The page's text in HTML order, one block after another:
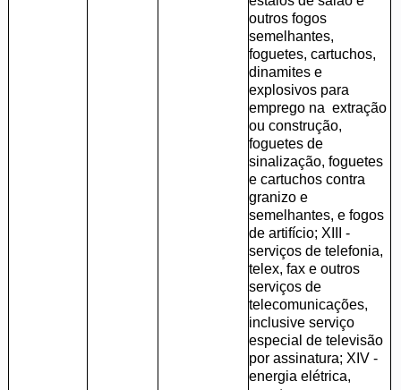
outros fogos
semelhantes,
foguetes, cartuchos,
dinamites e
explosivos para
emprego na extração
ou construção,
foguetes de
sinalização, foguetes
e cartuchos contra
granizo e
semelhantes, e fogos
de artifício; XIII -
serviços de telefonia,
telex, fax e outros
serviços de
telecomunicações,
inclusive serviço
especial de televisão
por assinatura; XIV -
energia elétrica,